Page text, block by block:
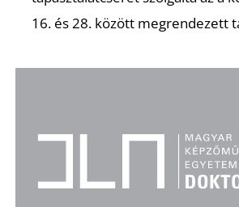
16. és 28. között megrendezett